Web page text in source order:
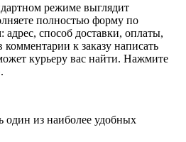
режиме выглядит
полностью форму по
адрес, способ доставки, оплаты,
к заказу написать
курьеру вас найти. Нажмите
один из наиболее удобных